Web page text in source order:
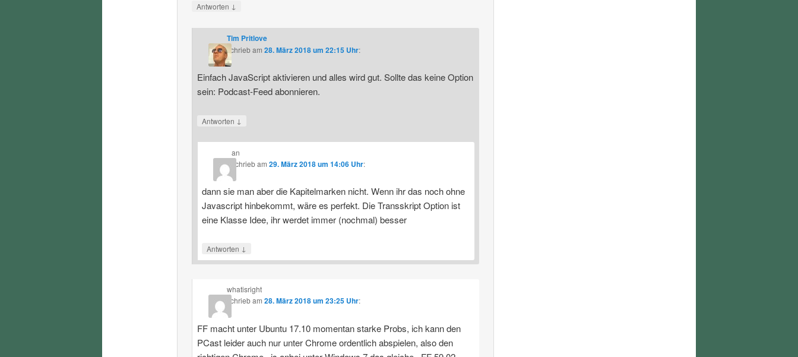
Antworten ↓
Tim Pritlove
schriebam 28. März 2018 um 22:15 Uhr:
Einfach JavaScript aktivieren und alles wird gut. Sollte das keine Option
sein: Podcast-Feed abonnieren.
Antworten ↓
an
schriebam29. März 2018 um 14:06 Uhr:
dann sie man aber die Kapitelmarken nicht. Wenn ihr das noch ohne
Javascript hinbekommt, wäre es perfekt. Die Transskript Option ist
eine Klasse Idee, ihr werdet immer (nochmal) besser
Antworten ↓
whatisright
schriebam 28. März 2018 um 23:25 Uhr:
FF macht unter Ubuntu 17.10 momentan starke Probs, ich kann den
PCast leider auch nur unter Chrome ordentlich abspielen, also den